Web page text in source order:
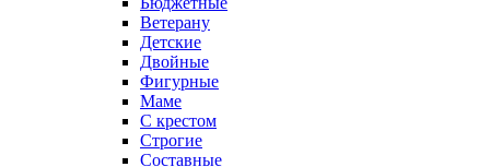
Ветерану
Детские
Двойные
Фигурные
Маме
С крестом
Строгие
Составные